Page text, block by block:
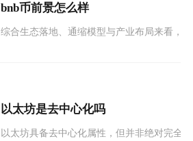
bnb币前景怎么样
综合生态落地、通缩模型与产业布局来看，
以太坊是去中心化吗
以太坊具备去中心化属性，但并非绝对完全